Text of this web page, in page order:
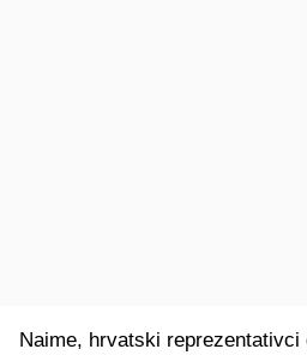
Naime, hrvatski